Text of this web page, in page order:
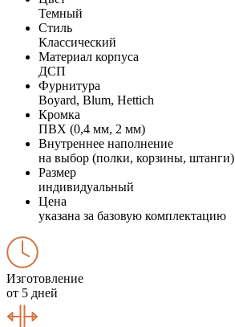
Темный
Стиль
Классический
Материал корпуса
ДСП
Фурнитура
Boyard, Blum, Hettich
Кромка
ПВХ (0,4 мм, 2 мм)
Внутреннее наполнение
на выбор (полки, корзины, штанги)
Размер
индивидуальный
Цена
указана за базовую комплектацию
Изготовление
от 5 дней